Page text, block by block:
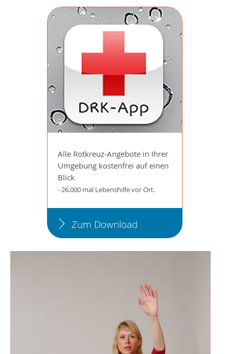
Alle Rotkreuz-Angebote in Ihrer
Umgebung kostenfrei auf einen
Blick
- 26.000 mal Lebenshilfe vor Ort.
Zum Download